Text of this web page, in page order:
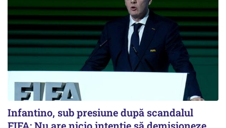
Infantino, sub presiune după scandalul